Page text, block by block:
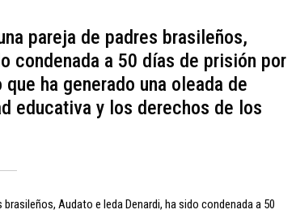
pareja de padres brasileños,
condenada a 50 días de prisión por
ha generado una oleada de
educativa y los derechos de los
Audato e Ieda Denardi, ha sido condenada a 50